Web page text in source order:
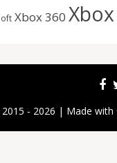
Xbox 360
- 2026 | Made